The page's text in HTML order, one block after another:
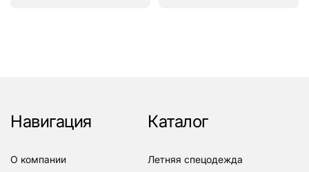
Навигация
о компании
Каталог
летняя спецодежда